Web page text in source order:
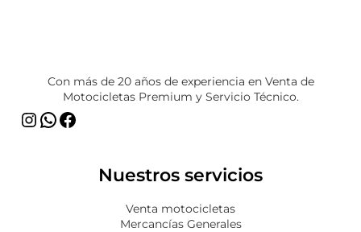
Con más de 20 años de experiencia en Venta de
Motocicletas Premium y Servicio Técnico.
Nuestros servicios
Venta motocicletas
Mercancías Generales